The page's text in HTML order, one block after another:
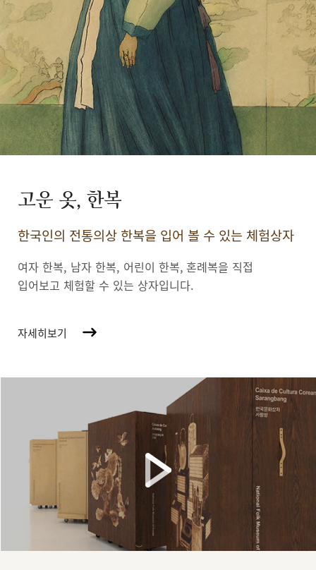
고운 옷, 한복
한국인의 전통의상 한복을 입어 볼 수 있는 체험상자
여자 한복, 남자 한복, 어린이 한복, 혼례복을 직접
입어보고 체험할 수 있는 상자입니다.
자세히보기